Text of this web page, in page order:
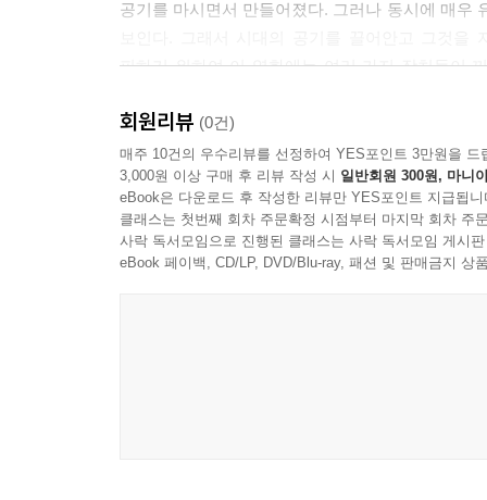
공기를 마시면서 만들어졌다. 그러나 동시에 매우
피하기 위하여 이 영화에는 여러 가지 장치들이
보인다. 여기에는 이상할 정도로 영화에 대한 혐
나약하고 치사하다. 그러나 정말 이 영화가 우리
부도덕한 기계장치임에도 불구하고 그 어느 순
여균동 감독의 그 어느 영화들보다도 자기 연민
난마전과도 같았던 〈맨〉으로부터 여균동 감
다름 아닐 것이다. 그러나 그 안에서조차 마지막
회원리뷰 (0건)
매주 10건의 우수리뷰를 선정하여 YES포인트 3만원을 드
3,000원 이상 구매 후 리뷰 작성 시 일반회원 300원, 마니
eBook은 다운로드 후 작성한 리뷰만 YES포인트 지급됩니
클래스는 첫번째 회차 주문확정 시점부터 마지막 회차 주
사락 독서모임으로 진행된 클래스는 사락 독서모임 게시
eBook 페이백, CD/LP, DVD/Blu-ray, 패션 및 판매금지 상